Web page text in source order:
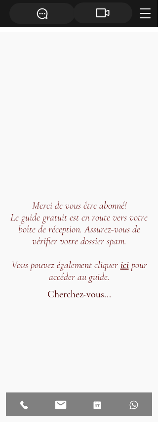
Merci de vous être abonné!
Le guide gratuit est en route vers votre
boîte de réception. Assurez-vous de
vérifier votre dossier spam.
Vous pouvez également cliquer ici pour
accéder au guide.
Cherchez-vous...